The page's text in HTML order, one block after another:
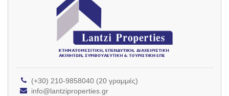
(+30) 210-9858040 (20 γραμμές)
info@lantziproperties.gr